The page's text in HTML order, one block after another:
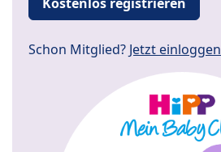
Schon Mitglied? Jetzt einloggen